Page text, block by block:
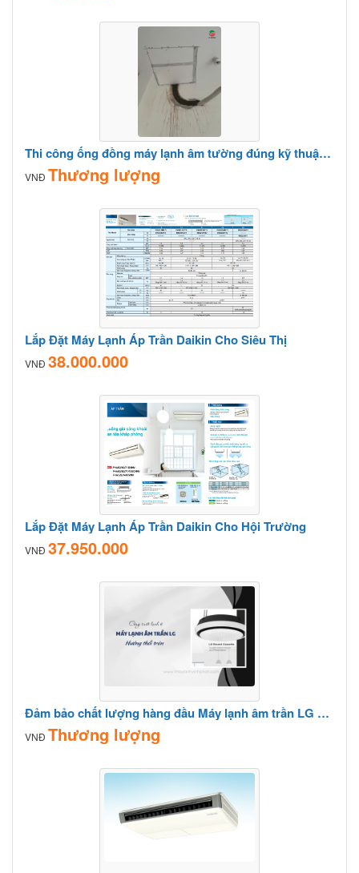
Thi công ống đồng máy lạnh âm tường đúng kỹ thuật cần đảm bảo những tiêu chí nào?
VNĐ Thương lượng
Lắp Đặt Máy Lạnh Áp Trần Daikin Cho Siêu Thị
VNĐ 38.000.000
Lắp Đặt Máy Lạnh Áp Trần Daikin Cho Hội Trường
VNĐ 37.950.000
Đảm bảo chất lượng hàng đầu Máy lạnh âm trần LG 360 độ hàng giá rẻ
VNĐ Thương lượng